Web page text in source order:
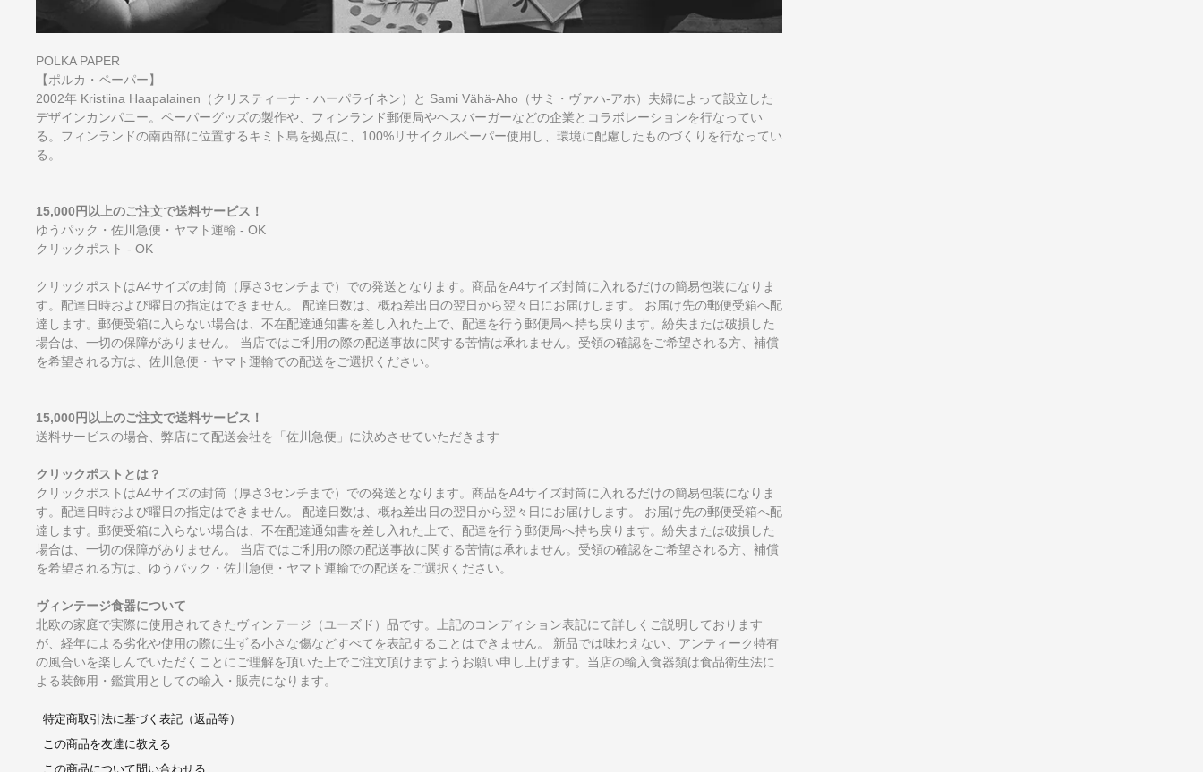
POLKA PAPER
【ポルカ・ペーパー】
2002年 Kristiina Haapalainen（クリスティーナ・ハーパライネン）と Sami Vähä-Aho（サミ・ヴァハ-アホ）夫婦によって設立した
デザインカンパニー。ペーパーグッズの製作や、フィンランド郵便局やヘスバーガーなどの企業とコラボレーションを行なってい
る。フィンランドの南西部に位置するキミト島を拠点に、100%リサイクルペーパー使用し、環境に配慮したものづくりを行なってい
る。
15,000円以上のご注文で送料サービス！
ゆうパック・佐川急便・ヤマト運輸 - OK
クリックポスト - OK
クリックポストはA4サイズの封筒（厚さ3センチまで）での発送となります。商品をA4サイズ封筒に入れるだけの簡易包装になりま
す。配達日時および曜日の指定はできません。 配達日数は、概ね差出日の翌日から翌々日にお届けします。 お届け先の郵便受箱へ配
達します。郵便受箱に入らない場合は、不在配達通知書を差し入れた上で、配達を行う郵便局へ持ち戻ります。紛失または破損した
場合は、一切の保障がありません。 当店ではご利用の際の配送事故に関する苦情は承れません。受領の確認をご希望される方、補償
を希望される方は、佐川急便・ヤマト運輸での配送をご選択ください。
15,000円以上のご注文で送料サービス！
送料サービスの場合、弊店にて配送会社を「佐川急便」に決めさせていただきます
クリックポストとは？
クリックポストはA4サイズの封筒（厚さ3センチまで）での発送となります。商品をA4サイズ封筒に入れるだけの簡易包装になりま
す。配達日時および曜日の指定はできません。 配達日数は、概ね差出日の翌日から翌々日にお届けします。 お届け先の郵便受箱へ配
達します。郵便受箱に入らない場合は、不在配達通知書を差し入れた上で、配達を行う郵便局へ持ち戻ります。紛失または破損した
場合は、一切の保障がありません。 当店ではご利用の際の配送事故に関する苦情は承れません。受領の確認をご希望される方、補償
を希望される方は、ゆうパック・佐川急便・ヤマト運輸での配送をご選択ください。
ヴィンテージ食器について
北欧の家庭で実際に使用されてきたヴィンテージ（ユーズド）品です。上記のコンディション表記にて詳しくご説明しております
が、経年による劣化や使用の際に生ずる小さな傷などすべてを表記することはできません。 新品では味わえない、アンティーク特有
の風合いを楽しんでいただくことにご理解を頂いた上でご注文頂けますようお願い申し上げます。当店の輸入食器類は食品衛生法に
よる装飾用・鑑賞用としての輸入・販売になります。
特定商取引法に基づく表記（返品等）
この商品を友達に教える